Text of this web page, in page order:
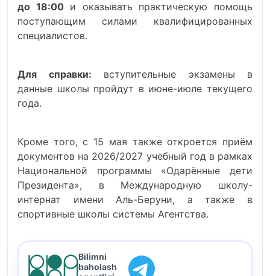
до 18:00и оказывать практическую помощь
поступающим силами квалифицированных
специалистов.
Для справки: вступительные экзамены в
данные школы пройдут в июне-июле текущего
года.
Кроме того, с 15 мая также откроется приём
документов на 2026/2027 учебный год в рамках
Национальной программы «Одарённые дети
Президента», в Международную школу-
интернат имени Аль-Беруни, а также в
спортивные школы системы Агентства.
Bilimni
baholash